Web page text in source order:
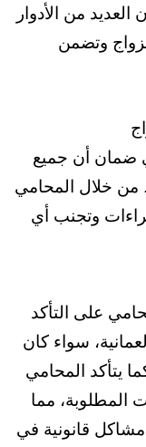
من الأدوار
وتضمن
ضمان أن جميع
من خلال المحامي
وتجنب أي
على التأكد
سواء كان
يتأكد المحامي
المطلوبة، مما
قانونية في